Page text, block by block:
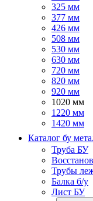
325 мм
377 мм
426 мм
508 мм
530 мм
630 мм
720 мм
820 мм
920 мм
1020 мм
1220 мм
1420 мм
Каталог бу
Труба БУ
Трубы
Балка б/у
Лист БУ